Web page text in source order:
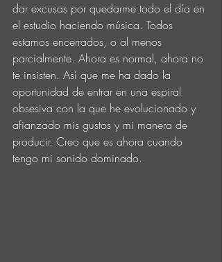
dar excusas por quedarme todo el día en
el estudio haciendo música. Todos
estamos encerrados, o al menos
parcialmente. Ahora es normal, ahora no
te insisten. Así que me ha dado la
oportunidad de entrar en una espiral
obsesiva con la que he evolucionado y
afianzado mis gustos y mi manera de
producir. Creo que es ahora cuando
tengo mi sonido dominado.